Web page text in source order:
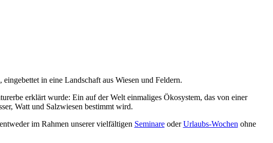
in eine Landschaft aus Wiesen und Feldern.
erklärt wurde: Ein auf der Welt einmaliges Ökosystem, das von einer
Watt und Salzwiesen bestimmt wird.
im Rahmen unserer vielfältigen SeminareoderUrlaubs-Wochen ohne